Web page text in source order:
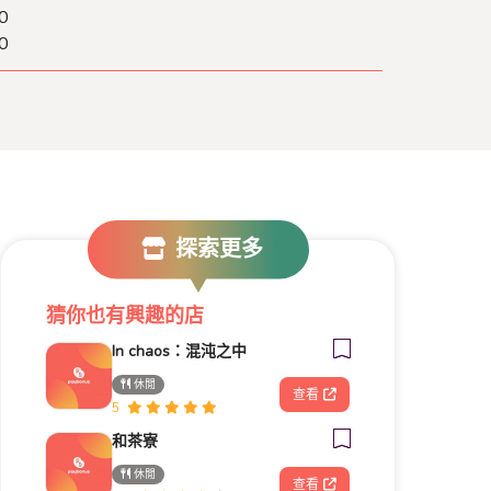
探索更多
猜你也有興趣的店
In chaos：混沌之中
休閒
5
查看
和茶寮
休閒
查看